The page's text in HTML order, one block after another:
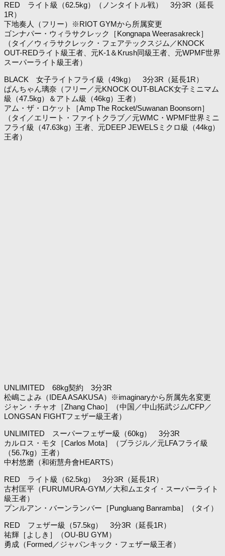
RED ライト級（62.5kg）（ノンタイトル戦） 3分3R（延長
1R）
下地奏人（フリー）※RIOT GYMから所属変更
ゴンナパー・ウィラサクレック［Kongnapa Weerasakreck］
（タイ／ウィラサクレック・フェアテックスジム／KNOCK
OUT-REDライト級王者、元K-1＆Krush同級王者、元WPMF世界
スーパーライト級王者）
BLACK 女子ライトフライ級（49kg） 3分3R（延長1R）
ぱんちゃん璃奈（フリー／元KNOCK OUT-BLACK女子ミニマム
級（47.5kg）＆アトム級（46kg）王者）
アム・ザ・ロケット［Amp The Rocket/Suwanan Boonsorn］
（タイ／エリート・ファイトクラブ／元WMC・WPMF世界ミニ
フライ級（47.63kg）王者、元DEEP JEWELSミクロ級（44kg）
王者）
UNLIMITED 68kg契約 3分3R
松嶋こよみ（IDEA ASAKUSA）※imaginaryから所属先名変更
ジャン・チャオ［Zhang Chao］（中国／中山拓武ジム/CFP／
LONGSAN FIGHTフェザー級王者）
UNLIMITED スーパーフェザー級（60kg） 3分3R
カルロス・モタ［Carlos Mota］（ブラジル／元LFAフライ級
（56.7kg）王者）
中村悠磨（和術慧舟會HEARTS）
RED ライト級（62.5kg） 3分3R（延長1R）
古村匡平（FURUMURA-GYM／大和ムエタイ・スーパーライト
級王者）
プンルアン・バーンランバー［Pungluang Banramba］（タイ）
RED フェザー級（57.5kg） 3分3R（延長1R）
祐輝［よしき］（OU-BU GYM）
勇成（Formed／ジャパンキック・フェザー級王者）